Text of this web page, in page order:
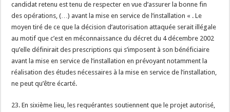
candidat retenu est tenu de respecter en vue d’assurer la bonne fin
des opérations, (…) avant la mise en service de l’installation « . Le
moyen tiré de ce que la décision d’autorisation attaquée serait illégale
au motif que c’est en méconnaissance du décret du 4 décembre 2002
qu’elle définirait des prescriptions qui s’imposent à son bénéficiaire
avant la mise en service de l’installation en prévoyant notamment la
réalisation des études nécessaires à la mise en service de l’installation,
ne peut qu’être écarté.
23. En sixième lieu, les requérantes soutiennent que le projet autorisé,